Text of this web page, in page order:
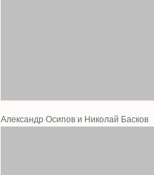
Александр Осипов и Николай Басков